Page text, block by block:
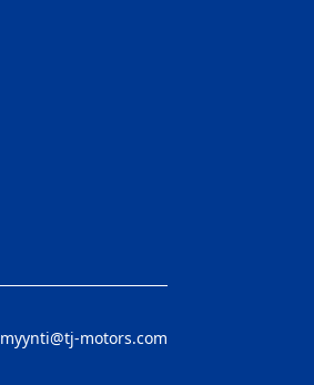
myynti@tj-motors.com